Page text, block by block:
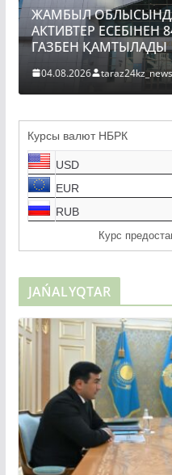
ЖАМБЫЛ
АКТИВТЕР ЕСЕБІНЕН
ГАЗБЕН ҚАМТЫЛАДЫ
04.08.2026 taraz24kz_news
Курсы валют НБРК
USD
EUR
RUB
Курс
JAŃALYQTAR